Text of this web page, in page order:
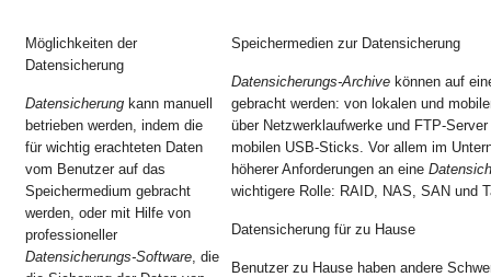
Möglichkeiten der
Datensicherung
Datensicherung kann manuell
betrieben werden, indem die
für wichtig erachteten Daten
vom Benutzer auf das
Speichermedium gebracht
werden, oder mit Hilfe von
professioneller
Datensicherungs-Software, die
Speichermedien zur Datensicherung
Datensicherungs-Archive können auf
gebracht werden: von lokalen und
über Netzwerklaufwerke und FTP-
mobilen USB-Sticks. Vor allem im
höherer Anforderungen an eine
wichtigere Rolle: RAID, NAS, SAN und
Datensicherung für zu Hause
Benutzer zu Hause haben andere